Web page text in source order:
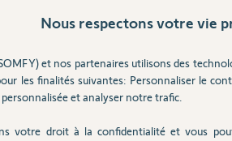
Nous respectons votre vie
et nos partenaires utilisons des
les finalités suivantes: Personnaliser le
et analyser notre trafic.
votre droit à la confidentialité et vous